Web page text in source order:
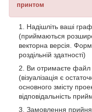
принтом
Надішліть ваші
(приймаються
векторна версія.
роздільній здатності)
Ви отримаєте файл
(візуалізація є
основного змісту
відповідальність
Замовлення